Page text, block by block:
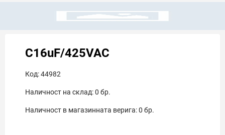
C16uF/425VAC
Код:44982
Наличност на склад:0 бр.
Наличност в магазинната верига:0 бр.